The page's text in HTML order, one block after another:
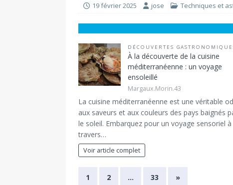
19 février 2025 jose Techniques et
DÉCOUVERTES
À la découverte de la cuisine
méditerranéenne : un voyage
ensoleillé
Margaux.Morin.43
La cuisine méditerranéenne est une véritable
aux saveurs et aux couleurs des pays baignés
le soleil. Embarquez pour un voyage sensoriel à
travers…
Voir article complet
1 2 … 33 »